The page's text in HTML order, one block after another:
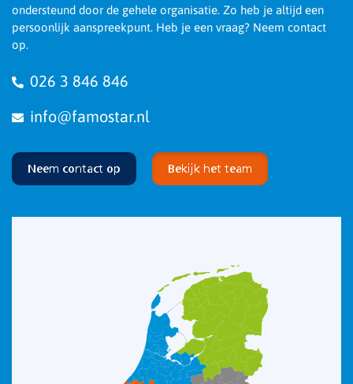
ondersteund door de gehele organisatie. Zo heb je altijd een
persoonlijk aanspreekpunt. Heb je een vraag? Neem contact
op.
026 3 846 846
info@famostar.nl
Neem contact op Bekijk het team